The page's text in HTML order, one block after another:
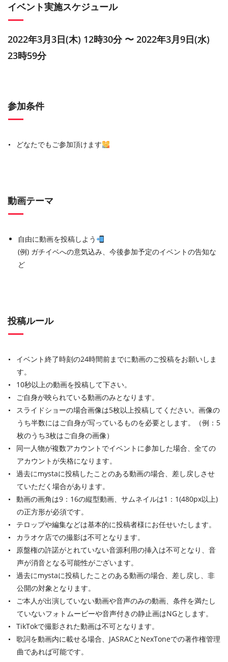
イベント実施スケジュール
2022年3月3日(木) 12時30分 〜 2022年3月9日(水)
23時59分
参加条件
どなたでもご参加頂けます
動画テーマ
自由に動画を投稿しよう
(例) ガチイベへの意気込み、今後参加予定のイベントの告知な
ど
投稿ルール
イベント終了時刻の24時間前までに動画のご投稿をお願いしま
す。
10秒以上の動画を投稿して下さい。
ご自身が映られている動画のみとなります。
スライドショーの場合画像は5枚以上投稿してください。画像の
うち半数にはご自身が写っているものを必要とします。（例：5
枚のうち3枚はご自身の画像）
同一人物が複数アカウントでイベントに参加した場合、全ての
アカウントが失格になります。
過去にmystaに投稿したことのある動画の場合、差し戻しさせ
ていただく場合があります。
動画の画角は9：16の縦型動画、サムネイルは1：1(480px以上)
の正方形が必須です。
テロップや編集などは基本的に投稿者様にお任せいたします。
カラオケ店での撮影は不可となります。
原盤権の許諾がとれていない音源利用の挿入は不可となり、音
声が消音となる可能性がございます。
過去にmystaに投稿したことのある動画の場合、差し戻し、非
公開の対象となります。
ご本人が出演していない動画や音声のみの動画、条件を満たし
ていないフォトムービーや音声付きの静止画はNGとします。
TikTokで撮影された動画は不可となります。
歌詞を動画内に載せる場合、JASRACとNexToneでの著作権管理
曲であれば可能です。